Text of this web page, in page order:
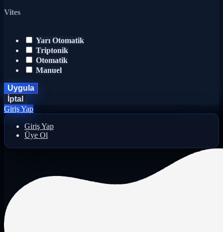
Vites
Yarı Otomatik
Triptonik
Otomatik
Manuel
Uygula
İptal
Giriş Yap
Giriş Yap
Üye Ol